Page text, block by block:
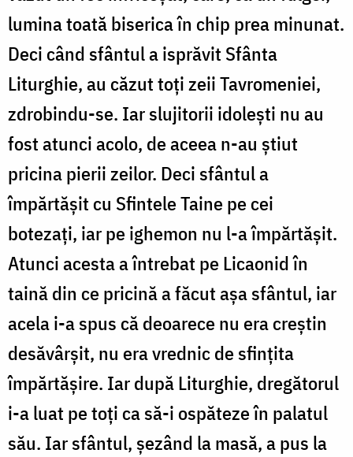
lumina toată biserica în chip prea minunat.
Deci când sfântul a isprăvit Sfânta
Liturghie, au căzut toți zeii Tavromeniei,
zdrobindu-se. Iar slujitorii idolești nu au
fost atunci acolo, de aceea n-au știut
pricina pierii zeilor. Deci sfântul a
împărtășit cu Sfintele Taine pe cei
botezați, iar pe ighemon nu l-a împărtășit.
Atunci acesta a întrebat pe Licaonid în
taină din ce pricină a făcut așa sfântul, iar
acela i-a spus că deoarece nu era creștin
desăvârșit, nu era vrednic de sfințita
împărtășire. Iar după Liturghie, dregătorul
i-a luat pe toți ca să-i ospăteze în palatul
său. Iar sfântul, șezând la masă, a pus la